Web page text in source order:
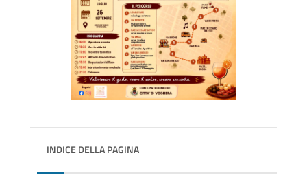
INDICE DELLA PAGINA